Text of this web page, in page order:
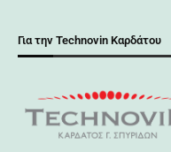
Για την Technovin Καρδάτου